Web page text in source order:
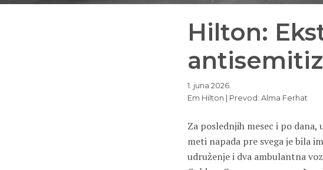
Hilton:
1. juna 2026.
Em Hilton | Prevod: Alma Ferhat
Za poslednjih mesec i po
meti napada pre svega je bila
udruženje i dva ambulantna